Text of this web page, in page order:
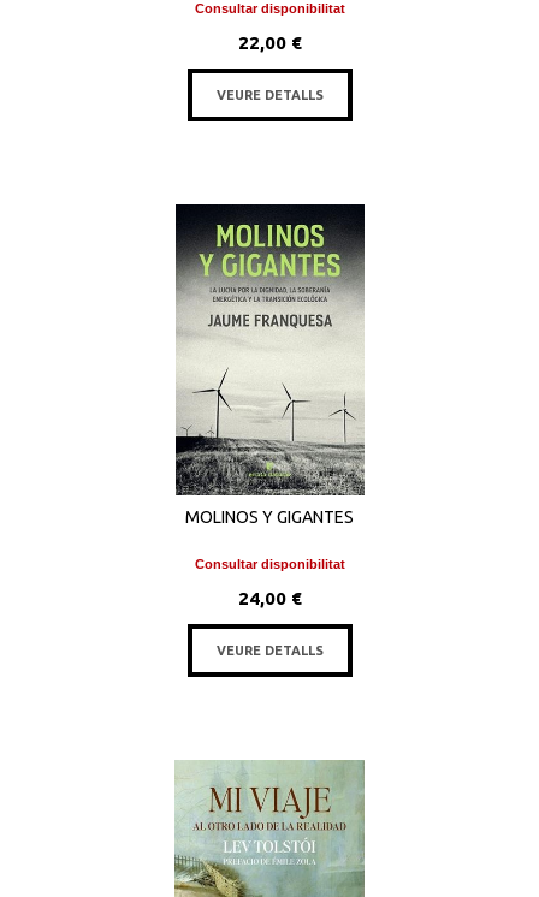
Consultar disponibilitat
22,00 €
VEURE DETALLS
MOLINOS Y GIGANTES
Consultar disponibilitat
24,00 €
VEURE DETALLS